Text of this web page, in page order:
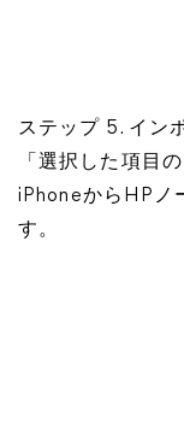
ステップ 5. イン
「選択した項目
iPhoneからHPノ
す。